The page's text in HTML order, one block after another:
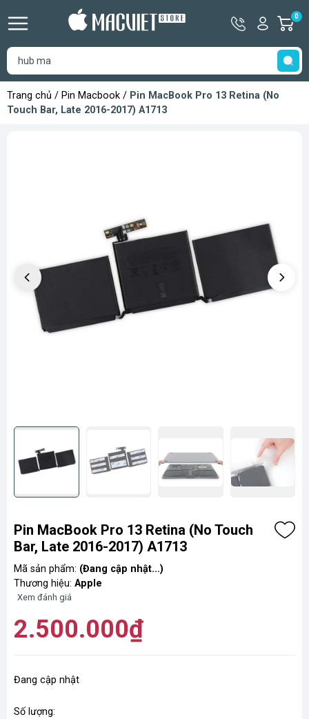
HotlineTài
khoản
Hello,
Khách
0
Trang chủ / Pin Macbook / Pin MacBook Pro 13 Retina (No
Touch Bar, Late 2016-2017) A1713
Pin MacBook Pro 13 Retina (No Touch
Bar, Late 2016-2017) A1713
Mã sản phẩm: (Đang cập nhật...)
Thương hiệu: Apple
Xem đánh giá
2.500.000₫
Đang cập nhật
Số lượng: